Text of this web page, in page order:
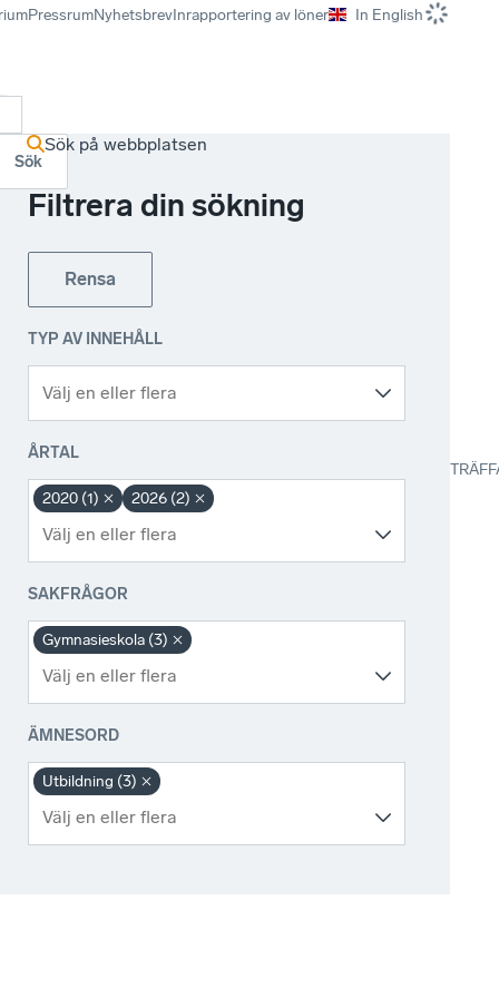
PressrumNyhetsbrevInrapportering av löner In English
Sök på webbplatsen
Filtrera din sökning
Rensa
TYP AV INNEHÅLL
ÅRTAL
2020 (1) 2026 (2)
SAKFRÅGOR
Gymnasieskola (3)
ÄMNESORD
Utbildning (3)
Sök